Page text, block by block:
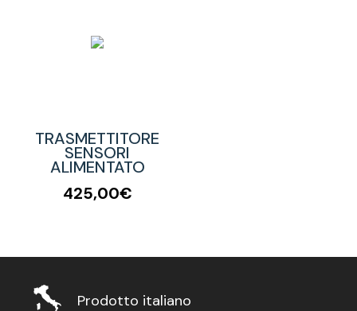
TRASMETTITORE
SENSORI
ALIMENTATO
425,00€
Prodotto italiano